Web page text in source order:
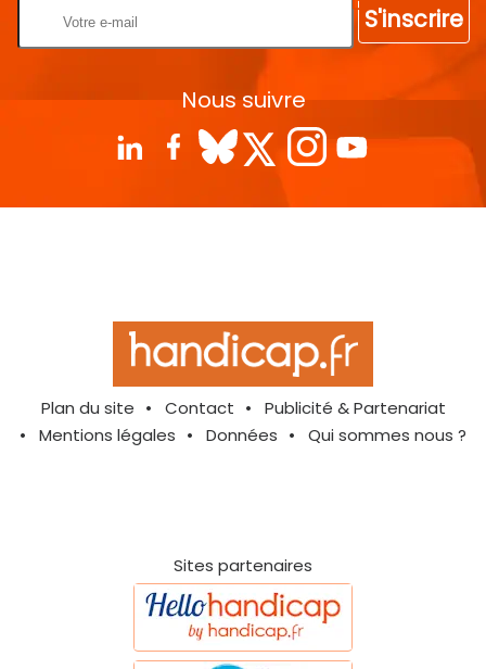
S'inscrire
Nous suivre
Plan du site Contact
Publicité & Partenariat
Mentions légales
Données Qui sommes nous ?
Sites partenaires